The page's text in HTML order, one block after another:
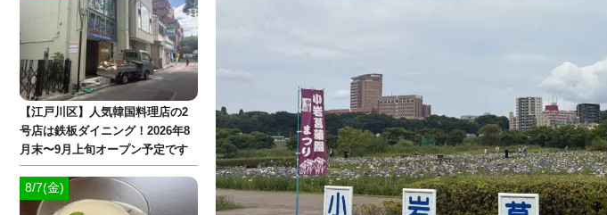
【江戸川区】人気韓国料理店の2
号店は鉄板ダイニング！2026年8
月末〜9月上旬オープン予定です
8/7(金)